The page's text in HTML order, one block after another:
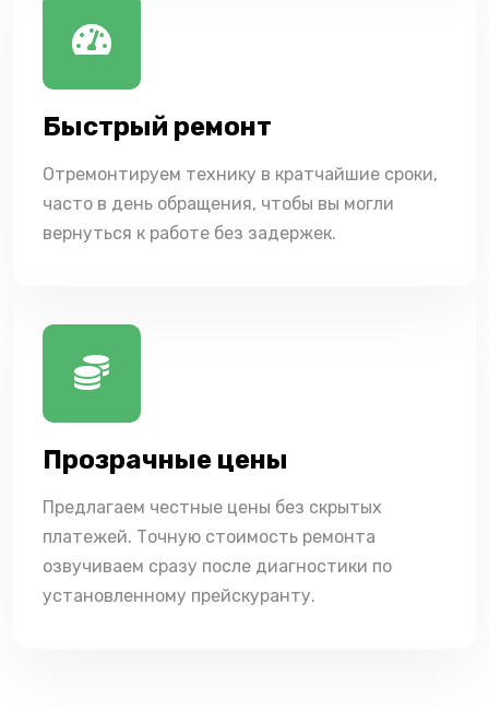
Быстрый ремонт
Отремонтируем технику в кратчайшие сроки,
часто в день обращения, чтобы вы могли
вернуться к работе без задержек.
Прозрачные цены
Предлагаем честные цены без скрытых
платежей. Точную стоимость ремонта
озвучиваем сразу после диагностики по
установленному прейскуранту.